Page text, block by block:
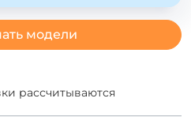
модели
рассчитываются